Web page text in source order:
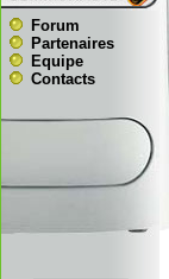
Forum
Partenaires
Equipe
Contacts